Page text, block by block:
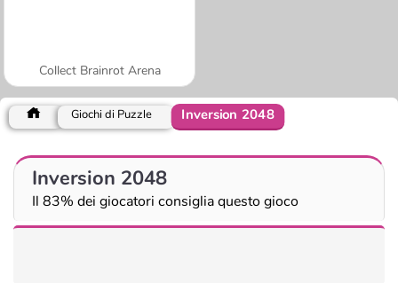
Collect Brainrot Arena
Giochi di Puzzle Inversion 2048
Inversion 2048
Il 83% dei giocatori consiglia questo gioco